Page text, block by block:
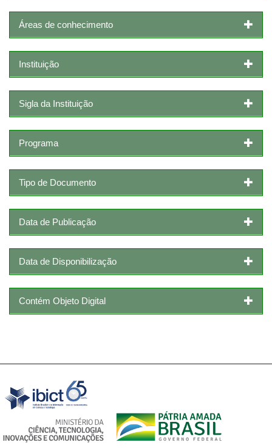
Áreas de conhecimento
Instituição
Sigla da Instituição
Programa
Tipo de Documento
Data de Publicação
Data de Disponibilização
Contém Objeto Digital